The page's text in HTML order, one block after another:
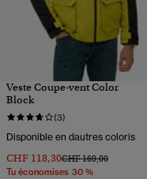
Veste Coupe-vent Color
Block
(3)
Disponible en dautres coloris
CHF 118,30Prix réduit de
CHF 169,00à
Tu économises 30 %